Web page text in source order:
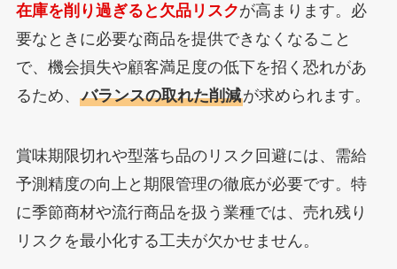
在庫を削り過ぎると欠品リスクが高まります。必
要なときに必要な商品を提供できなくなること
で、機会損失や顧客満足度の低下を招く恐れがあ
るため、 バランスの取れた削減が求められます。
賞味期限切れや型落ち品のリスク回避には、需給
予測精度の向上と期限管理の徹底が必要です。特
に季節商材や流行商品を扱う業種では、売れ残り
リスクを最小化する工夫が欠かせません。